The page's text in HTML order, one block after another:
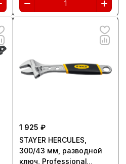
1 925 ₽
STAYER HERCULES,
300/43 мм, разводной
ключ, Professional